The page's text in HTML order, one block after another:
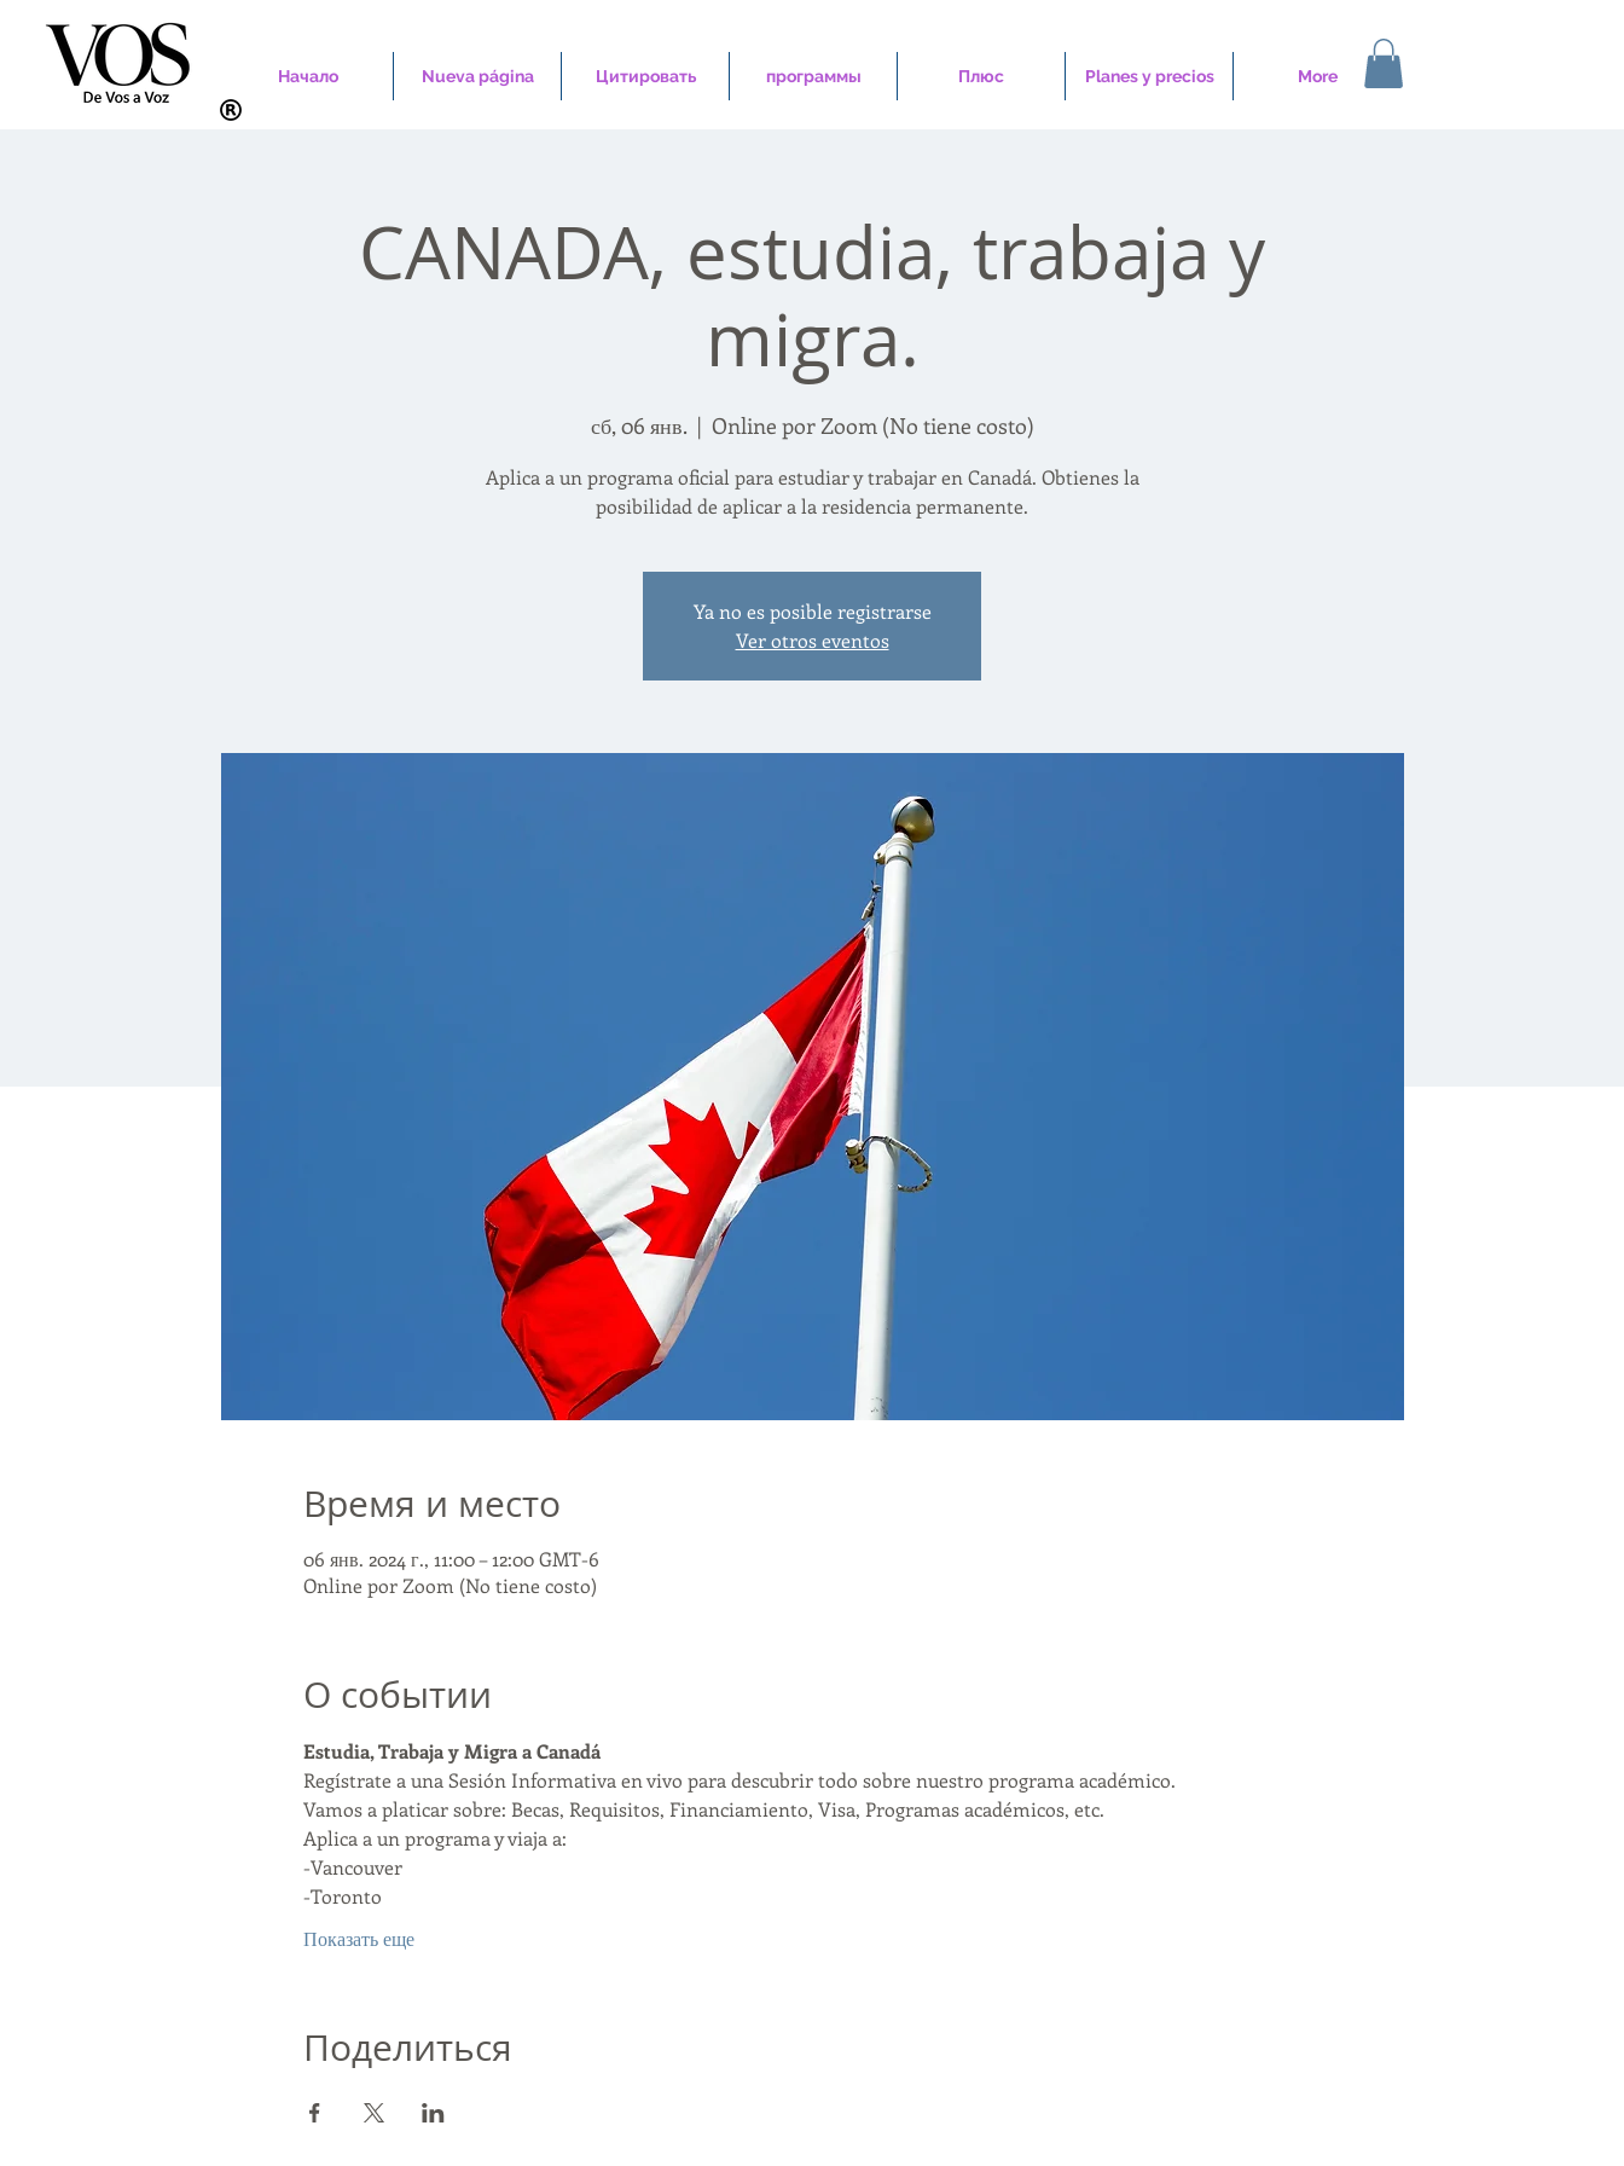
Начало Nueva página Цитировать программы Плюс Planes y precios More
CANADA, estudia, trabaja y
migra.
сб, 06 янв.
  |
Online por Zoom (No tiene costo)
Aplica a un programa oficial para estudiar y trabajar en Canadá. Obtienes la
posibilidad de aplicar a la residencia permanente.
Ya no es posible registrarse
Ver otros eventos
Время и место
06 янв. 2024 г., 11:00 – 12:00 GMT-6
Online por Zoom (No tiene costo)
О событии
Estudia, Trabaja y Migra a Canadá
Regístrate a una Sesión Informativa en vivo para descubrir todo sobre nuestro programa académico.
Vamos a platicar sobre: Becas, Requisitos, Financiamiento, Visa, Programas académicos, etc.
Aplica a un programa y viaja a:
-Vancouver
-Toronto
Показать еще
Поделиться